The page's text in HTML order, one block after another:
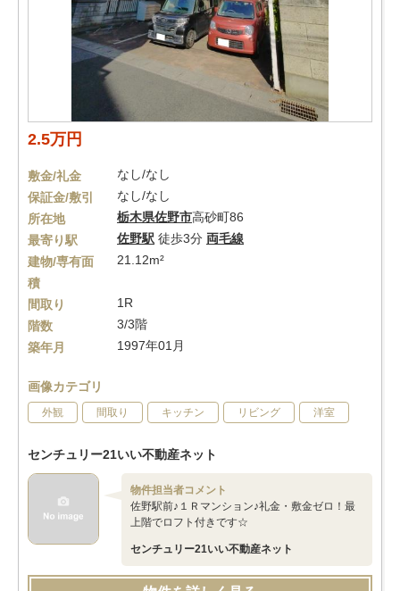
2.5万円
敷金/礼金
なし/なし
保証金/敷引
なし/なし
所在地
栃木県佐野市高砂町86
最寄り駅
佐野駅 徒歩3分 両毛線
建物/専有面
積
21.12m²
間取り
1R
階数
3/3階
築年月
1997年01月
画像カテゴリ
外観 間取り キッチン リビング 洋室
センチュリー21いい不動産ネット
物件担当者コメント
佐野駅前♪１Ｒマンション♪礼金・敷金ゼロ！最
上階でロフト付きです☆
センチュリー21いい不動産ネット